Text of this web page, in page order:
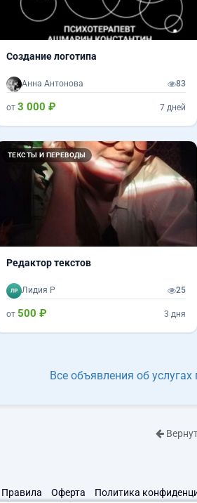
Создание логотипа
Анна Антонова 83
от 3 000 ₽ 7 дней
ТЕКСТЫ И ПЕРЕВОДЫ
Редактор текстов
Лидия Р 25
от 500 ₽ 3 дня
Все объявления об
Правила Оферта Политика